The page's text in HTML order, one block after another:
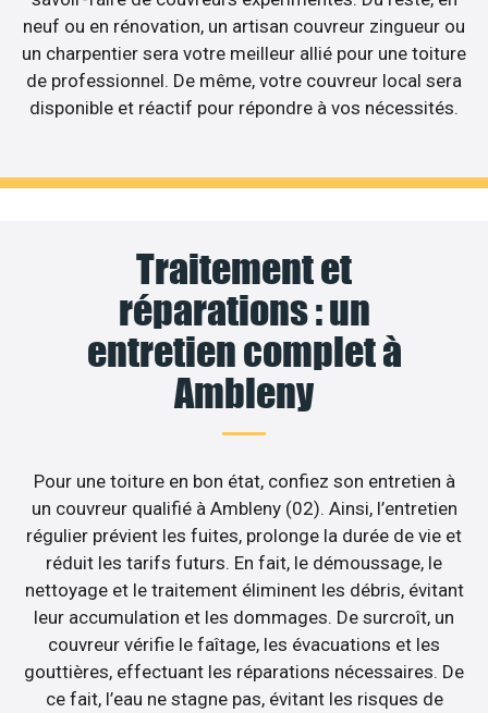
neuf ou en rénovation, un artisan couvreur zingueur ou
un charpentier sera votre meilleur allié pour une toiture
de professionnel. De même, votre couvreur local sera
disponible et réactif pour répondre à vos nécessités.
Traitement et
réparations : un
entretien complet à
Ambleny
Pour une toiture en bon état, confiez son entretien à
un couvreur qualifié à Ambleny (02). Ainsi, l’entretien
régulier prévient les fuites, prolonge la durée de vie et
réduit les tarifs futurs. En fait, le démoussage, le
nettoyage et le traitement éliminent les débris, évitant
leur accumulation et les dommages. De surcroît, un
couvreur vérifie le faîtage, les évacuations et les
gouttières, effectuant les réparations nécessaires. De
ce fait, l’eau ne stagne pas, évitant les risques de